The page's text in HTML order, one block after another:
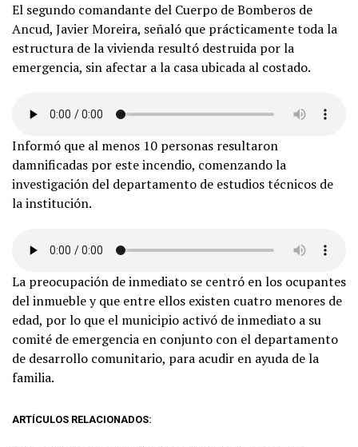
El segundo comandante del Cuerpo de Bomberos de
Ancud, Javier Moreira, señaló que prácticamente toda la
estructura de la vivienda resultó destruida por la
emergencia, sin afectar a la casa ubicada al costado.
Informó que al menos 10 personas resultaron
damnificadas por este incendio, comenzando la
investigación del departamento de estudios técnicos de
la institución.
La preocupación de inmediato se centró en los ocupantes
del inmueble y que entre ellos existen cuatro menores de
edad, por lo que el municipio activó de inmediato a su
comité de emergencia en conjunto con el departamento
de desarrollo comunitario, para acudir en ayuda de la
familia.
ARTÍCULOS RELACIONADOS: